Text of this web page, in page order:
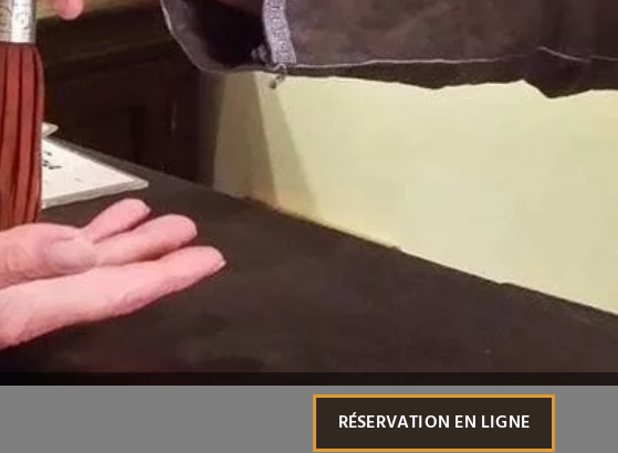
RÉSERVATION EN LIGNE